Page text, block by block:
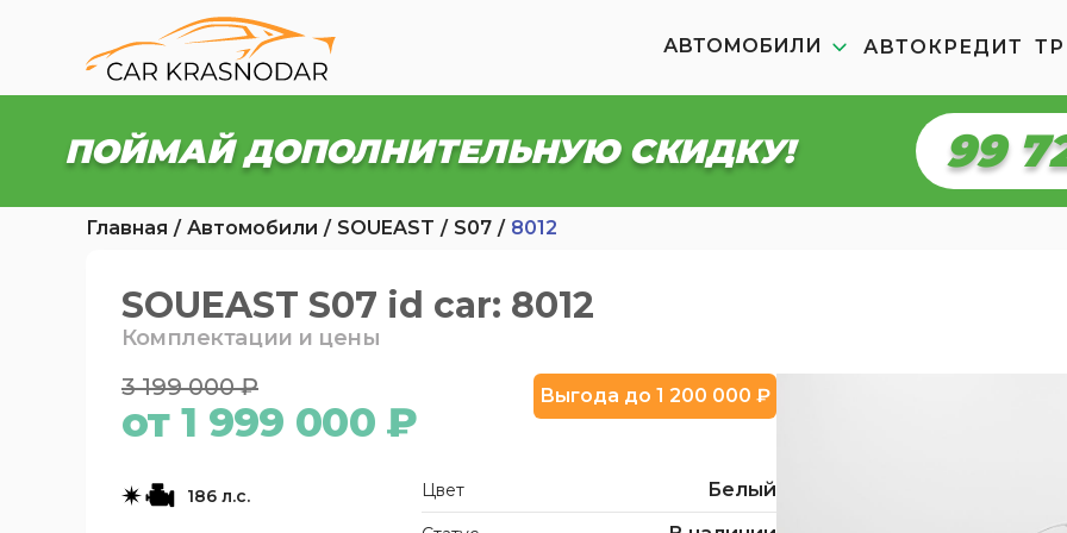
АВТОМОБИЛИ АВТОКРЕДИТ
ПОЙМАЙ ДОПОЛНИТЕЛЬНУЮ СКИДКУ! 99
Главная Автомобили SOUEAST S07 8012
SOUEAST S07 id car: 8012
Комплектации и цены
3 199 000 ₽
от 1 999 000 ₽
Выгода до 1 200 000 ₽
186 л.с. Цвет Белый